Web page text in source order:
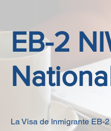
EB-2
La Visa de Inmigrante EB-